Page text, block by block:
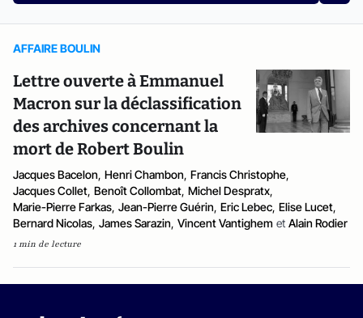
AFFAIRE BOULIN
Lettre ouverte à Emmanuel
Macron sur la déclassification
des archives concernant la
mort de Robert Boulin
Jacques Bacelon, Henri Chambon, Francis Christophe,
Jacques Collet, Benoît Collombat, Michel Despratx,
Marie-Pierre Farkas, Jean-Pierre Guérin, Eric Lebec, Elise Lucet,
Bernard Nicolas, James Sarazin, Vincent Vantighem et Alain Rodier
1 min de lecture